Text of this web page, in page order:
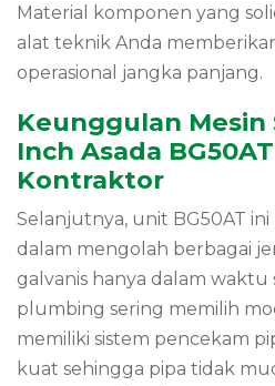
Material komponen yang
alat teknik Anda
operasional jangka panjang.
Keunggulan Mesin
Inch Asada
Kontraktor
Selanjutnya, unit BG50AT
dalam mengolah berbagai
galvanis hanya dalam waktu
plumbing sering memilih
memiliki sistem pencekam
kuat sehingga pipa tidak